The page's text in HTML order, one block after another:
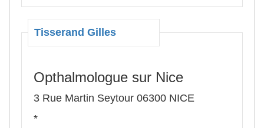
Tisserand Gilles
Opthalmologue sur Nice
3 Rue Martin Seytour 06300 NICE
*